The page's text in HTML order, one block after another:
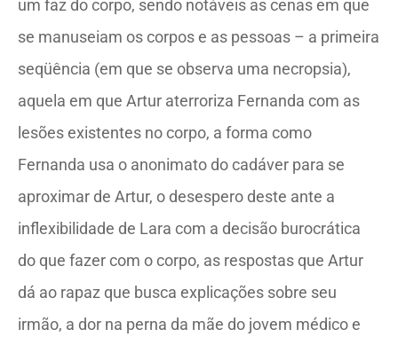
um faz do corpo, sendo notáveis as cenas em que
se manuseiam os corpos e as pessoas – a primeira
seqüência (em que se observa uma necropsia),
aquela em que Artur aterroriza Fernanda com as
lesões existentes no corpo, a forma como
Fernanda usa o anonimato do cadáver para se
aproximar de Artur, o desespero deste ante a
inflexibilidade de Lara com a decisão burocrática
do que fazer com o corpo, as respostas que Artur
dá ao rapaz que busca explicações sobre seu
irmão, a dor na perna da mãe do jovem médico e